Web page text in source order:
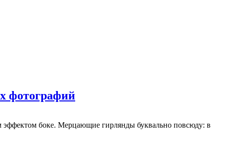
фотографий
боке. Мерцающие гирлянды буквально повсюду: в